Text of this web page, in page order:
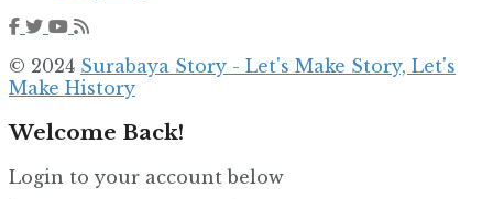
© 2024 Surabaya Story - Let's Make Story, Let's
Make History
Welcome Back!
Login to your account below